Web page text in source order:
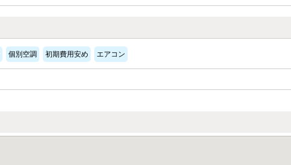
個別空調 初期費用安め エアコン